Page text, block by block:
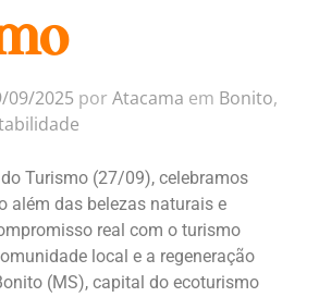
09/2025 por Atacama em Bonito,
Turismo (27/09), celebramos
além das belezas naturais e
real com o turismo
local e a regeneração
(MS), capital do ecoturismo